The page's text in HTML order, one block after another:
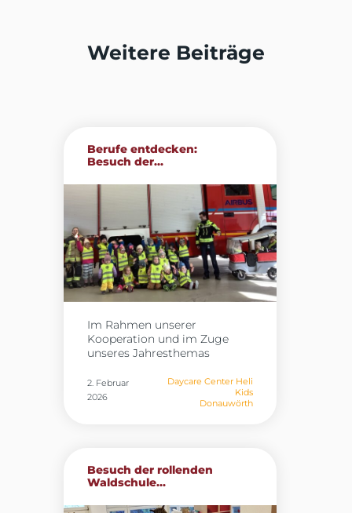
Weitere Beiträge
Berufe entdecken:
Besuch der...
Im Rahmen unserer
Kooperation und im Zuge
unseres Jahresthemas
der Heli Kids in Donauwörth
gestern die Werkfeuerwehr
von Airbus. Vor Ort erhielten
Feuerwache umfassend
erkunden. Besonders
Wärmebildkamera sowie der
2. Februar
2026
Daycare Center Heli
Kids
Donauwörth
Besuch der rollenden
Waldschule...